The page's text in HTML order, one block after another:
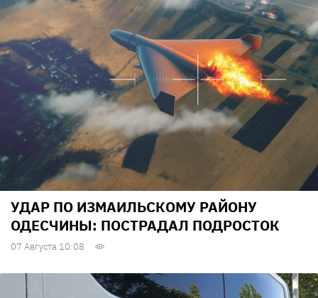
УДАР ПО ИЗМАИЛЬСКОМУ РАЙОНУ
ОДЕСЧИНЫ: ПОСТРАДАЛ ПОДРОСТОК
07 Августа 10:08